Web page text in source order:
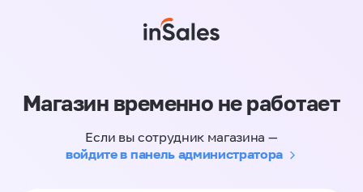
Магазин временно не работает
Если вы сотрудник магазина —
войдите в панель администратора